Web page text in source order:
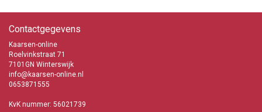
Contactgegevens
Kaarsen-online
Roelvinkstraat 71
7101GN Winterswijk
info@kaarsen-online.nl
0653871555
KvK nummer: 56021739